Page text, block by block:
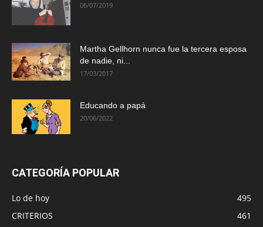
06/07/2019
Martha Gellhorn nunca fue la tercera esposa
de nadie, ni...
17/03/2017
Educando a papá
20/06/2022
CATEGORÍA POPULAR
Lo de hoy
495
CRITERIOS
461